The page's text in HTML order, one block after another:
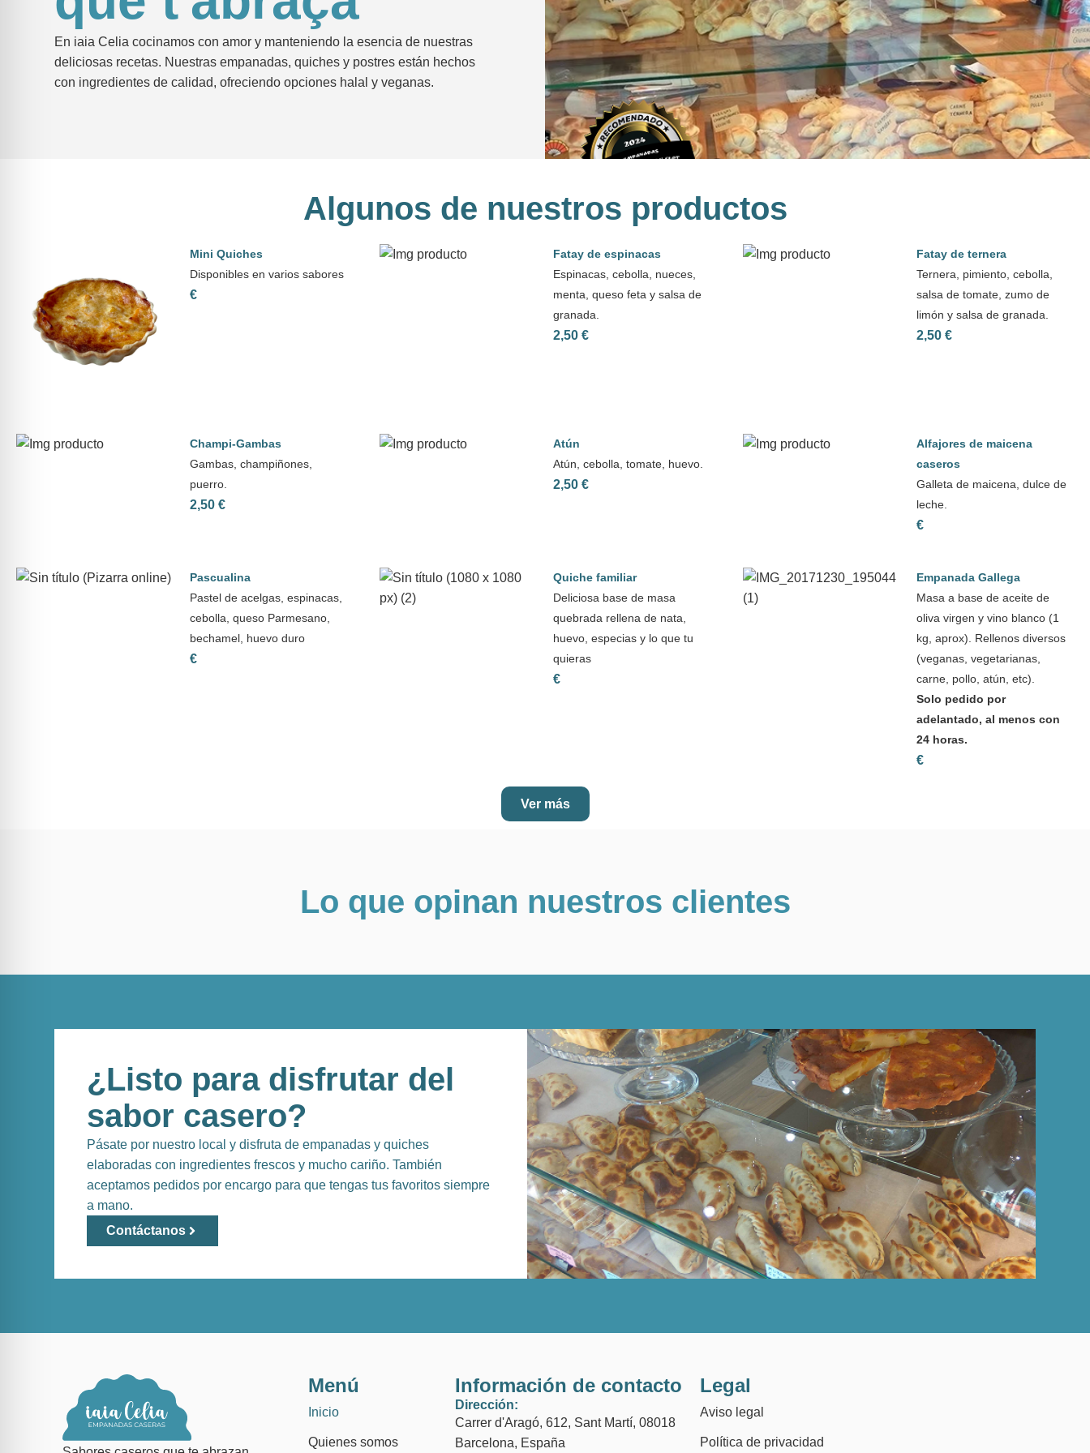
En iaia Celia cocinamos con amor y manteniendo la esencia de nuestras
deliciosas recetas. Nuestras empanadas, quiches y postres están hechos
con ingredientes de calidad, ofreciendo opciones halal y veganas.
Algunos de nuestros productos
Mini Quiches
Disponibles en varios sabores
€
Fatay de espinacas
Espinacas, cebolla, nueces,
menta, queso feta y salsa de
granada.
2,50 €
Fatay de ternera
Ternera, pimiento, cebolla,
salsa de tomate, zumo de
limón y salsa de granada.
2,50 €
Champi-Gambas
Gambas, champiñones,
puerro.
2,50 €
Atún
Atún, cebolla, tomate, huevo.
2,50 €
Alfajores de maicena
caseros
Galleta de maicena, dulce de
leche.
€
Pascualina
Pastel de acelgas, espinacas,
cebolla, queso Parmesano,
bechamel, huevo duro
€
Quiche familiar
Deliciosa base de masa
quebrada rellena de nata,
huevo, especias y lo que tu
quieras
€
Empanada Gallega
Masa a base de aceite de
oliva virgen y vino blanco (1
kg, aprox). Rellenos diversos
(veganas, vegetarianas,
carne, pollo, atún, etc). ​
Solo pedido por
adelantado, al menos con
24 horas.
€
Ver más
Lo que opinan nuestros clientes
¿Listo para disfrutar del
sabor casero?
Pásate por nuestro local y disfruta de empanadas y quiches
elaboradas con ingredientes frescos y mucho cariño. También
aceptamos pedidos por encargo para que tengas tus favoritos siempre
a mano.
Contáctanos
Menú
Inicio
Quienes somos
Información de contacto
Dirección:
Carrer d'Aragó, 612, Sant Martí, 08018
Barcelona, España
Legal
Aviso legal
Política de privacidad